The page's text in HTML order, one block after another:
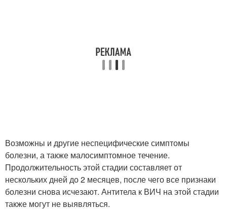
Возможны и другие неспецифические симптомы
болезни, а также малосимптомное течение.
Продолжительность этой стадии составляет от
нескольких дней до 2 месяцев, после чего все признаки
болезни снова исчезают. Антитела к ВИЧ на этой стадии
также могут не выявляться.